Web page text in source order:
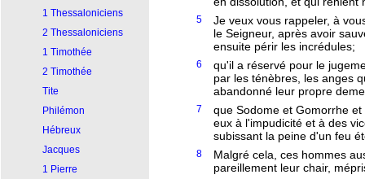
1 Thessaloniciens
2 Thessaloniciens
1 Timothée
2 Timothée
Tite
Philémon
Hébreux
Jacques
1 Pierre
5
Je veux vous rappeler, à
le Seigneur, après avoir
ensuite périr les incrédules;
6
qu'il a réservé pour le
par les ténèbres, les anges
abandonné leur propre
7
que Sodome et Gomorrhe
eux à l'impudicité et à des
subissant la peine d'un feu
8
Malgré cela, ces hommes
pareillement leur chair,